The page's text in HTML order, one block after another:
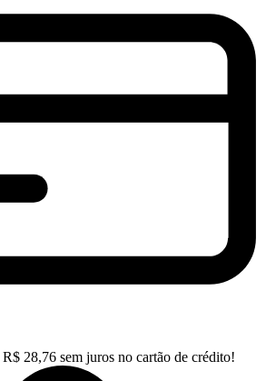
R$ 28,76 sem juros no cartão de crédito!